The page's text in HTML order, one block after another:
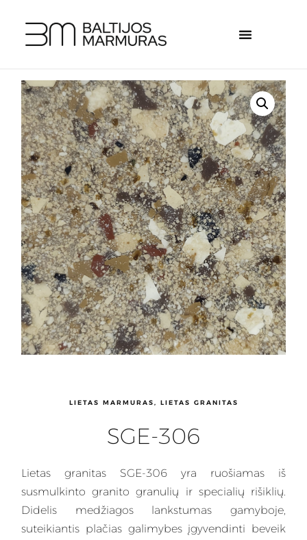
LIETAS MARMURAS, LIETAS GRANITAS
SGE-306
Lietas granitas SGE-306 yra ruošiamas iš
susmulkinto granito granulių ir specialių rišiklių.
Didelis medžiagos lankstumas gamyboje,
suteikiantis plačias galimybes įgyvendinti beveik